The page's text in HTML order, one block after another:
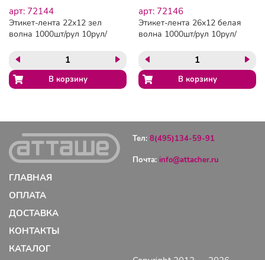
арт: 72144
Этикет-лента 22х12 зел
волна 1000шт/рул 10рул/
арт: 72146
Этикет-лента 26х12 белая
волна 1000шт/рул 10рул/
Тел: 8(495)134-59-91
Почта: info@attacher.ru
ГЛАВНАЯ
ОПЛАТА
ДОСТАВКА
КОНТАКТЫ
КАТАЛОГ